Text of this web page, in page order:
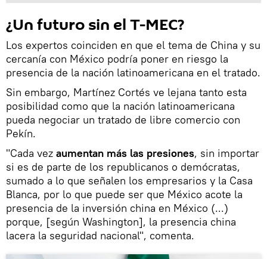
¿Un futuro sin el T-MEC?
Los expertos coinciden en que el tema de China y su
cercanía con México podría poner en riesgo la
presencia de la nación latinoamericana en el tratado.
Sin embargo, Martínez Cortés ve lejana tanto esta
posibilidad como que la nación latinoamericana
pueda negociar un tratado de libre comercio con
Pekín.
"Cada vez aumentan más las presiones, sin importar
si es de parte de los republicanos o demócratas,
sumado a lo que señalen los empresarios y la Casa
Blanca, por lo que puede ser que México acote la
presencia de la inversión china en México (...)
porque, [según Washington], la presencia china
lacera la seguridad nacional", comenta.